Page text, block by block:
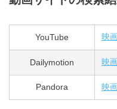
YouTube 映
Dailymotion 映
Pandora 映